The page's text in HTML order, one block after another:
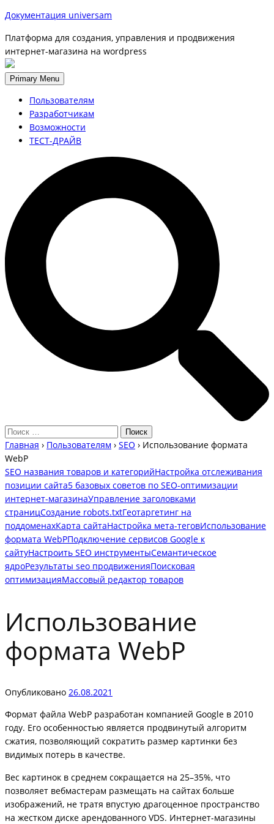
Документация universam
Платформа для создания, управления и продвижения
интернет-магазина на wordpress
Primary Menu
Пользователям
Разработчикам
Возможности
ТЕСТ-ДРАЙВ
Главная › Пользователям › SEO › Использование формата
WebP
SEO названия товаров и категорийНастройка отслеживания
позиции сайта5 базовых советов по SEO-оптимизации
интернет-магазинаУправление заголовками
страницСоздание robots.txtГеотаргетинг на
поддоменахКарта сайтаНастройка мета-теговИспользование
формата WebPПодключение сервисов Google к
сайтуНастроить SEO инструментыСемантическое
ядроРезультаты seo продвиженияПоисковая
оптимизацияМассовый редактор товаров
Использование
формата WebP
Опубликовано 26.08.2021
Формат файла WebP разработан компанией Google в 2010
году. Его особенностью является продвинутый алгоритм
сжатия, позволяющий сократить размер картинки без
видимых потерь в качестве.
Вес картинок в среднем сокращается на 25–35%, что
позволяет вебмастерам размещать на сайтах больше
изображений, не тратя впустую драгоценное пространство
на жестком диске арендованного VDS. Интернет-магазины